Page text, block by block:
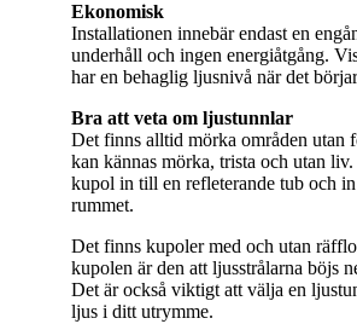
Ekonomisk
Installationen innebär endast en
underhåll och ingen energiåtgång.
har en behaglig ljusnivå när det
Bra att veta om ljustunnlar
Det finns alltid mörka områden utan
kan kännas mörka, trista och utan
kupol in till en refleterande tub och
rummet.
Det finns kupoler med och utan
kupolen är den att ljusstrålarna böjs
Det är också viktigt att välja en
ljus i ditt utrymme.